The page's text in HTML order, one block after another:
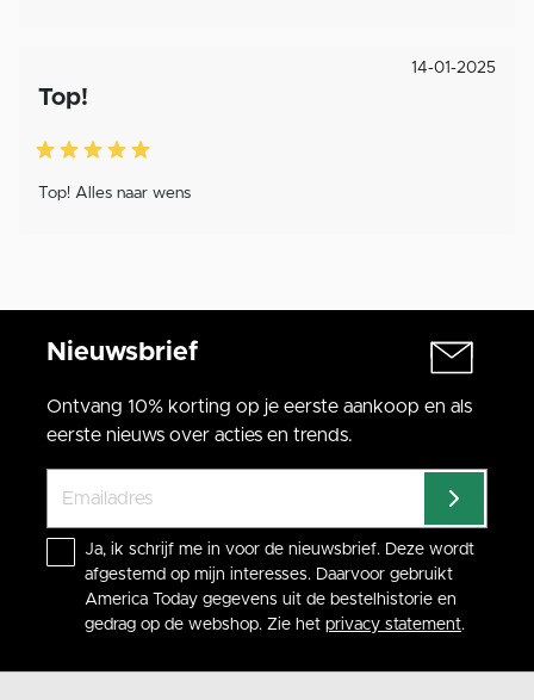
Top!
Top! Alles naar wens
14-01-2025
Nieuwsbrief
Ontvang 10% korting op je eerste aankoop en als
eerste nieuws over acties en trends.
Ja, ik schrijf me in voor de nieuwsbrief. Deze wordt
afgestemd op mijn interesses. Daarvoor gebruikt
America Today gegevens uit de bestelhistorie en
gedrag op de webshop. Zie het privacy statement.